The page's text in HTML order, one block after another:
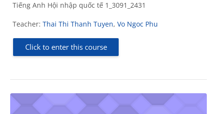
Tiếng Anh Hội nhập quốc tế 1_3091_2431
Teacher: Thai Thi Thanh Tuyen, Vo Ngoc Phu
Click to enter this course